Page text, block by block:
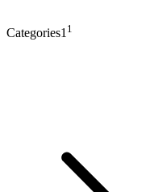
Categories1 1